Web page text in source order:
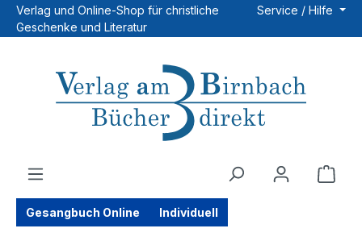
Zum Hauptinhalt springen
Verlag und Online-Shop für christliche
Geschenke und Literatur
Service / Hilfe
Gesangbuch Online Individuell